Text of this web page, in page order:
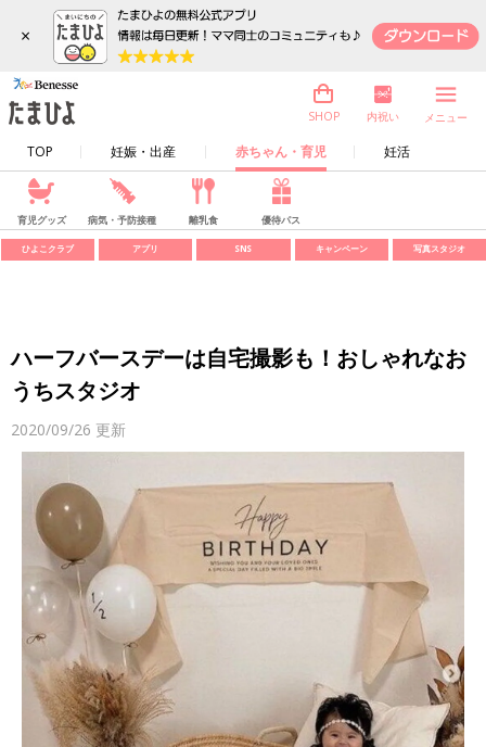
×
TOP 妊娠・出産 赤ちゃん・育児 妊活
SHOP 内祝い メニュー
育児グッズ 病気・予防接種 離乳食 優待パス
ひよこクラブ アプリ SNS キャンペーン 写真スタジオ
ハーフバースデーは自宅撮影も！おしゃれなお
うちスタジオ
2020/09/26 更新